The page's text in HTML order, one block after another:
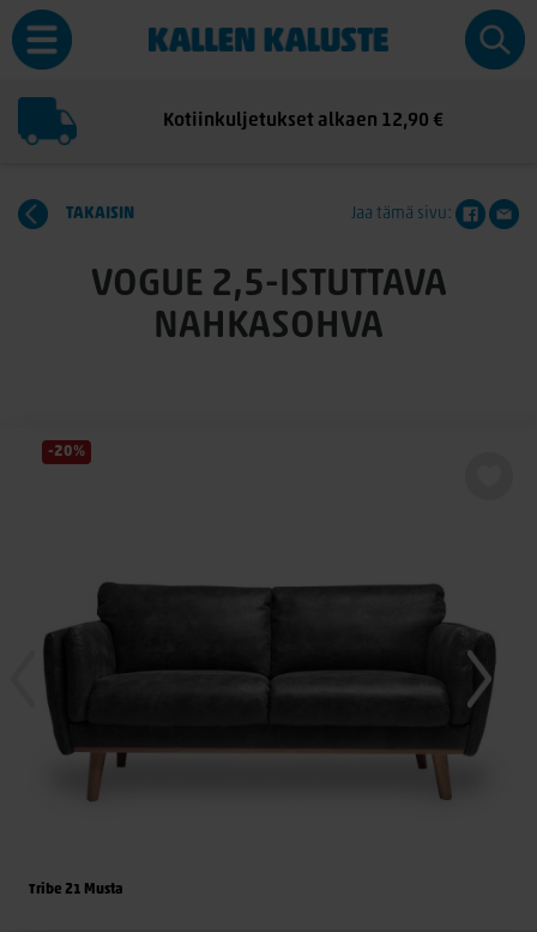
Kotiinkuljetukset alkaen 12,90 €
TAKAISIN Jaa tämä sivu:
VOGUE 2,5-ISTUTTAVA
NAHKASOHVA
-20%
Tribe 21 Musta